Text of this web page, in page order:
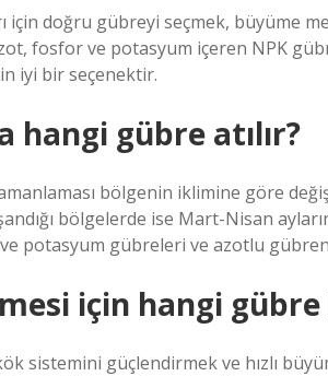
için doğru gübreyi seçmek, büyüme
fosfor ve potasyum içeren NPK
iyi bir seçenektir.
hangi gübre atılır?
bölgenin iklimine göre
bölgelerde ise Mart-Nisan
potasyum gübreleri ve azotlu
için hangi gübre
sistemini güçlendirmek ve hızlı